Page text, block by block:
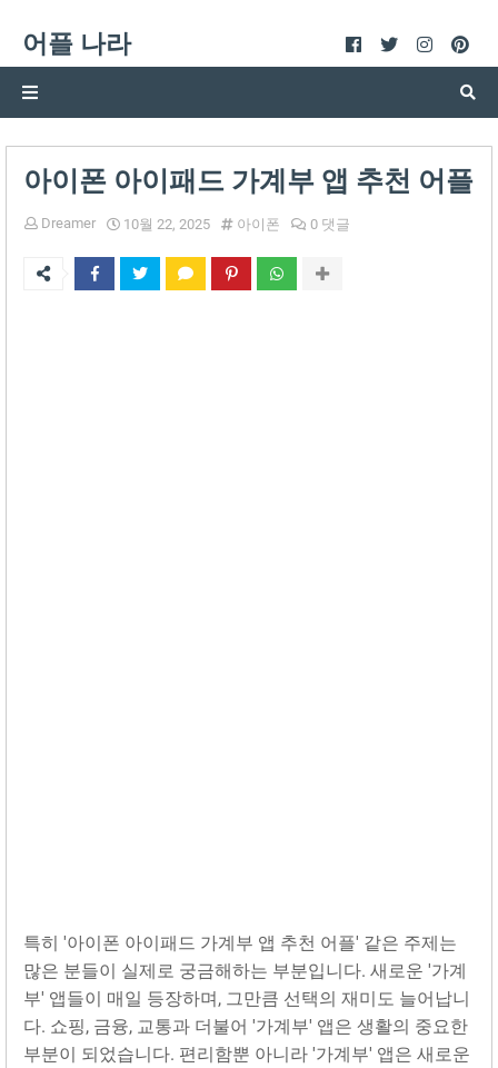
어플 나라
아이폰 아이패드 가계부 앱 추천 어플
Dreamer 10월 22, 2025 아이폰 0 댓글
특히 '아이폰 아이패드 가계부 앱 추천 어플' 같은 주제는
많은 분들이 실제로 궁금해하는 부분입니다. 새로운 '가계
부' 앱들이 매일 등장하며, 그만큼 선택의 재미도 늘어납니
다. 쇼핑, 금융, 교통과 더불어 '가계부' 앱은 생활의 중요한
부분이 되었습니다. 편리함뿐 아니라 '가계부' 앱은 새로운